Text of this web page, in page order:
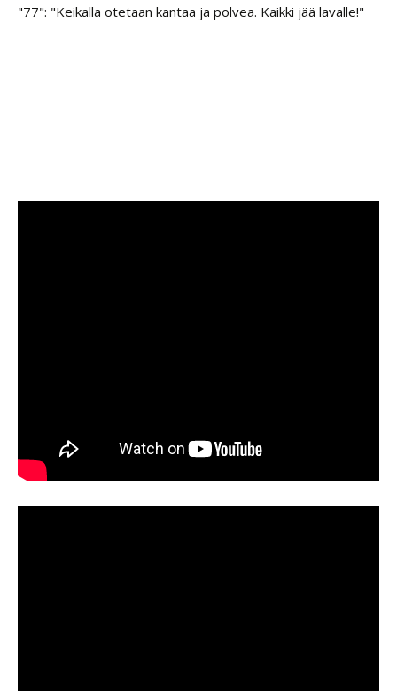
"77": "Keikalla otetaan kantaa ja polvea. Kaikki jää lavalle!"